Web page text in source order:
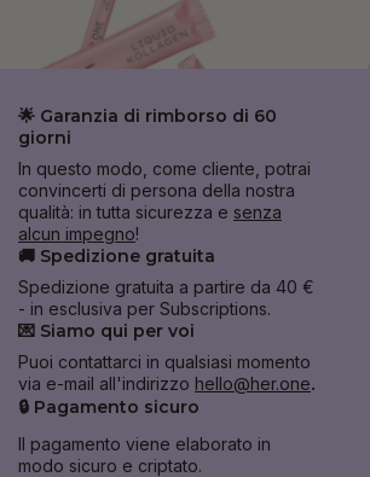
🌟 Garanzia di rimborso di 60
giorni
In questo modo, come cliente, potrai
convincerti di persona della nostra
qualità: in tutta sicurezza e senza
alcun impegno!
🚚 Spedizione gratuita
Spedizione gratuita a partire da 40 €
- in esclusiva per Subscriptions.
💌 Siamo qui per voi
Puoi contattarci in qualsiasi momento
via e-mail all'indirizzo hello@her.one.
🔒 Pagamento sicuro
Il pagamento viene elaborato in
modo sicuro e criptato.